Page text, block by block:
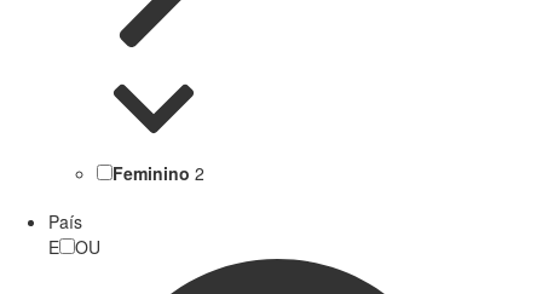
Feminino 2
País
E
OU